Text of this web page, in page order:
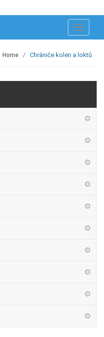
Přepnout
navigaci
Home Chrániče kolen a loktů